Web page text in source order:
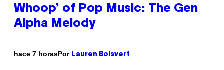
Whoop’ of Pop Music: The Gen
Alpha Melody
hace 7 horasPor Lauren Boisvert